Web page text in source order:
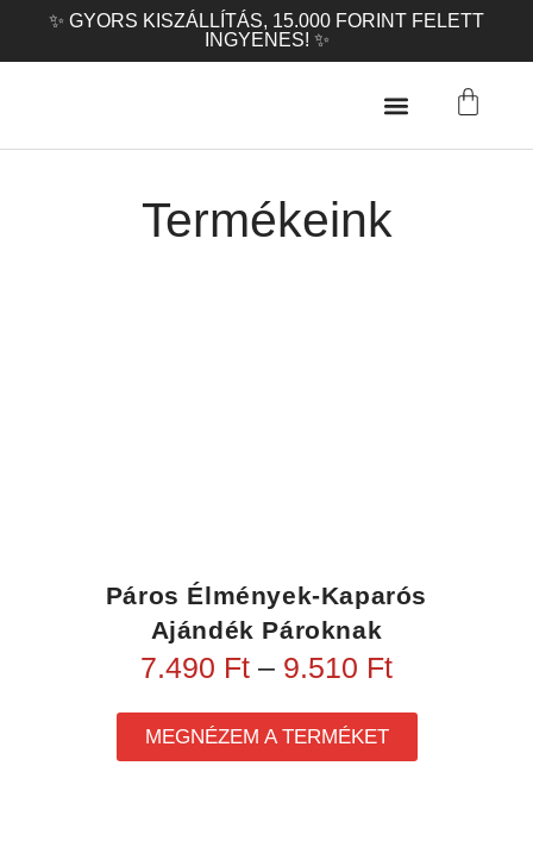
✨ GYORS KISZÁLLÍTÁS, 15.000 FORINT FELETT
INGYENES! ✨
Termékeink
Páros Élmények-Kaparós
Ajándék Pároknak
7.490 Ft – 9.510 Ft
MEGNÉZEM A TERMÉKET